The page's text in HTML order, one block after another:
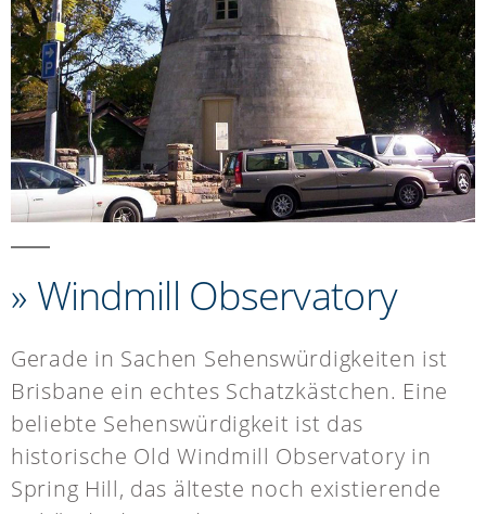
» Windmill Observatory
Gerade in Sachen Sehenswürdigkeiten ist
Brisbane ein echtes Schatzkästchen. Eine
beliebte Sehenswürdigkeit ist das
historische Old Windmill Observatory in
Spring Hill, das älteste noch existierende